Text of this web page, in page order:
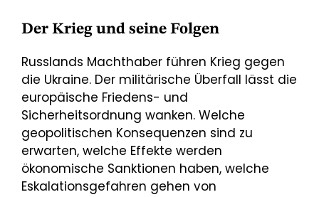
Der Krieg und seine Folgen
Russlands Machthaber führen Krieg gegen
die Ukraine. Der militärische Überfall lässt die
europäische Friedens- und
Sicherheitsordnung wanken. Welche
geopolitischen Konsequenzen sind zu
erwarten, welche Effekte werden
ökonomische Sanktionen haben, welche
Eskalationsgefahren gehen von